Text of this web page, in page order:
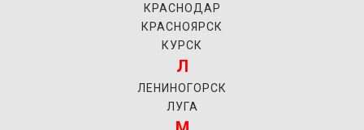
КРАСНОДАР
КРАСНОЯРСК
КУРСК
Л
ЛЕНИНОГОРСК
ЛУГА